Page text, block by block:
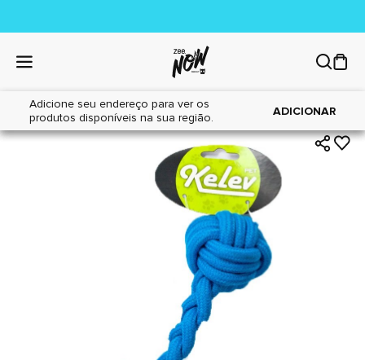
Adicione seu endereço para ver os
produtos disponíveis na sua região.
ADICIONAR
Home|Cães|Brinquedos